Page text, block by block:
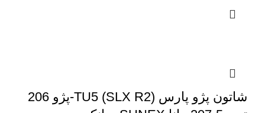
شاتون پژو پارس (SLX R2) TU5-پژو 206